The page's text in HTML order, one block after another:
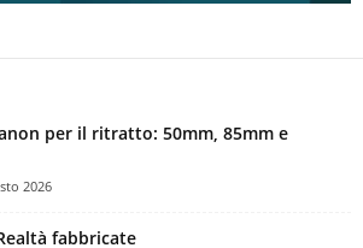
per il ritratto: 50mm, 85mm e
2026
fabbricate